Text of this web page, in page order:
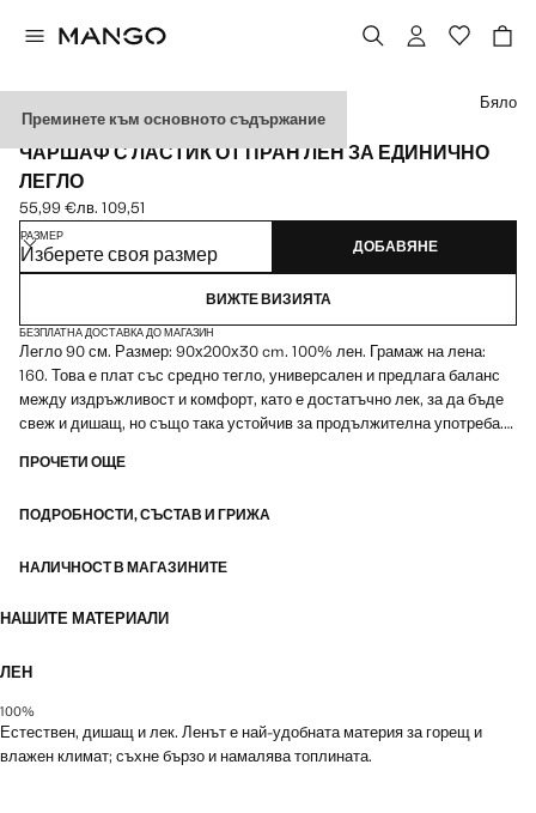
Преминете към основното съдържание
MADE IN PORTUGAL
ЧАРШАФ С ЛАСТИК ОТ ПРАН ЛЕН ЗА ЕДИНИЧНО
ЛЕГЛО
Текуща цена [55,99 € лв. 109,51]
55,99 €лв. 109,51
Изберете цвят
Бяло
РАЗМЕР
Изберете своя размер ДОБАВЯНЕ
ВИЖТЕ ВИЗИЯТА
БЕЗПЛАТНА ДОСТАВКА ДО МАГАЗИН
Легло 90 см. Размер: 90х200х30 cm. 100% лен. Грамаж на лена:
160. Това е плат със средно тегло, универсален и предлага баланс
между издръжливост и комфорт, като е достатъчно лек, за да бъде
свеж и дишащ, но също така устойчив за продължителна употреба.
шевано покритие. Ленът е благородно влакно, високо ценено заради
предлагат комфорт и функционалност. Съчетава се с още продукти
ПРОЧЕТИ ОЩЕ
ПОДРОБНОСТИ, СЪСТАВ И ГРИЖА
НАЛИЧНОСТ В МАГАЗИНИТЕ
НАШИТЕ МАТЕРИАЛИ
ЛЕН
100%
Естествен, дишащ и лек. Ленът е най-удобната материя за горещ и
влажен климат; съхне бързо и намалява топлината.